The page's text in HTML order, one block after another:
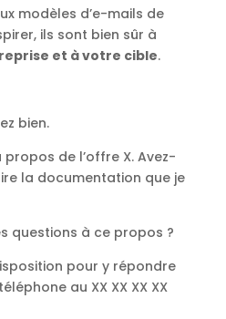
modèles d’e-mails de
ils sont bien sûr à
et à votre cible.
bien.
de l’offre X. Avez-
la documentation que je
questions à ce propos ?
pour y répondre
au XX XX XX XX